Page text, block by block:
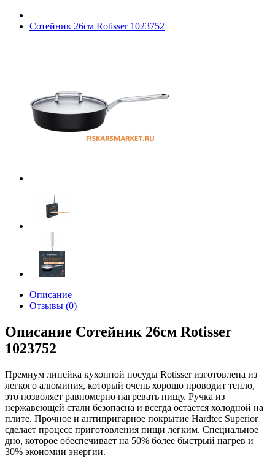
Сотейник 26см Rotisser 1023752
Описание
Отзывы (0)
Описание Сотейник 26см Rotisser
1023752
Премиум линейка кухонной посуды Rotisser изготовлена из
легкого алюминия, который очень хорошо проводит тепло,
это позволяет равномерно нагревать пищу. Ручка из
нержавеющей стали безопасна и всегда остается холодной на
плите. Прочное и антипригарное покрытие Hardtec Superior
сделает процесс приготовления пищи легким. Специальное
дно, которое обеспечивает на 50% более быстрый нагрев и
30% экономии энергии.